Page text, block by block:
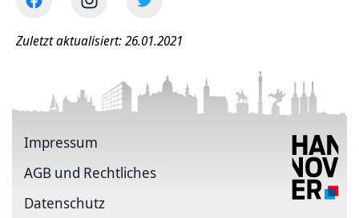
Zuletzt aktualisiert: 26.01.2021
Impressum
AGB und Rechtliches
Datenschutz